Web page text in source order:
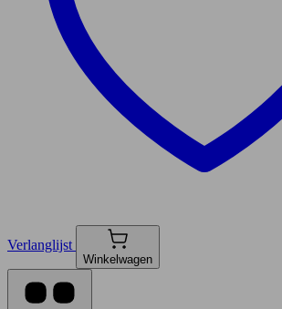
Verlanglijst
Winkelwagen